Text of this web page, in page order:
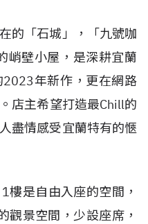
的「石城」，「九號咖
峭壁小屋，是深耕宜蘭
年新作，更在網路
店主希望打造最Chill的
盡情感受宜蘭特有的愜
樓是自由入座的空間，
觀景空間，少設座席，